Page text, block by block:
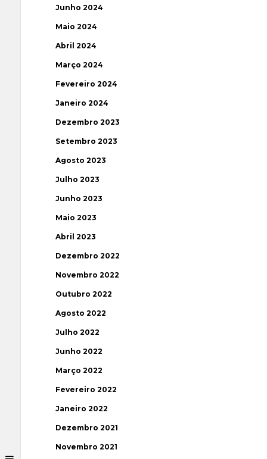
Junho 2024
Maio 2024
Abril 2024
Março 2024
Fevereiro 2024
Janeiro 2024
Dezembro 2023
Setembro 2023
Agosto 2023
Julho 2023
Junho 2023
Maio 2023
Abril 2023
Dezembro 2022
Novembro 2022
Outubro 2022
Agosto 2022
Julho 2022
Junho 2022
Março 2022
Fevereiro 2022
Janeiro 2022
Dezembro 2021
Novembro 2021